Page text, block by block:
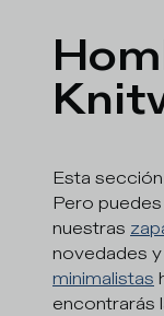
Esta
Pero
nuestras
novedades
minimalistas
encontrarás